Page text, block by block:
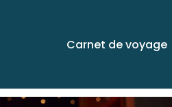
Carnet de voyage